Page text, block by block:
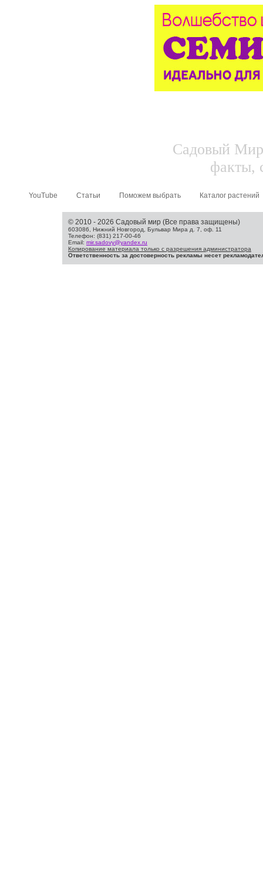
Садовый
факты,
YouTube Статьи Поможем выбрать Каталог растений
© 2010 - 2026 Садовый мир (Все права защищены)
603086, Нижний Новгород, Бульвар Мира д. 7, оф. 11
Телефон: (831) 217-00-46
Email: mir.sadovy@yandex.ru
Копирование материала только с разрешения администратора
Ответственность за достоверность рекламы несет